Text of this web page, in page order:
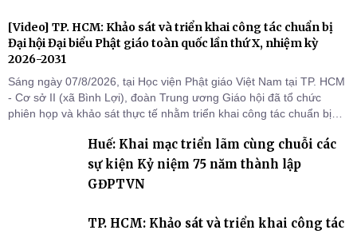
[Video] TP. HCM: Khảo sát và triển khai công tác chuẩn bị
Đại hội Đại biểu Phật giáo toàn quốc lần thứ X, nhiệm kỳ
2026-2031
Sáng ngày 07/8/2026, tại Học viện Phật giáo Việt Nam tại TP. HCM
- Cơ sở II (xã Bình Lợi), đoàn Trung ương Giáo hội đã tổ chức
phiên họp và khảo sát thực tế nhằm triển khai công tác chuẩn bị
Huế: Khai mạc triển lãm cùng chuỗi các
sự kiện Kỷ niệm 75 năm thành lập
GĐPTVN
TP. HCM: Khảo sát và triển khai công tác